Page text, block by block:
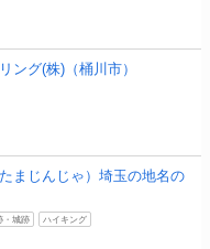
ング(株)（桶川市）
まじんじゃ）埼玉の地名の
・城跡 ハイキング